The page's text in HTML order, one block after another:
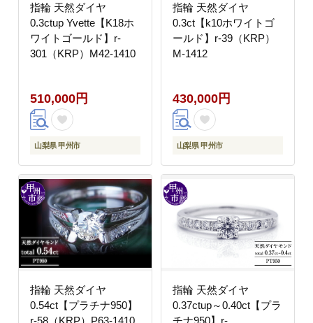
指輪 天然ダイヤ
0.3ctup Yvette【K18ホ
ワイトゴールド】r-
301（KRP）M42-1410
510,000円
山梨県 甲州市
指輪 天然ダイヤ
0.3ct【k10ホワイトゴ
ールド】r-39（KRP）
M-1412
430,000円
山梨県 甲州市
指輪 天然ダイヤ
0.54ct【プラチナ950】
指輪 天然ダイヤ
0.37ctup～0.40ct【プラ